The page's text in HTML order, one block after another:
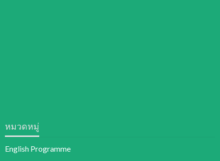
หมวดหมู่
English Programme